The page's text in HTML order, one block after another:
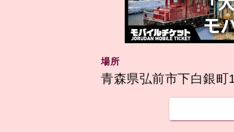
場所
青森県弘前市下白銀町1